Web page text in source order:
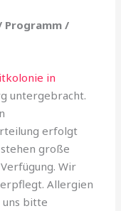
Programm /
in
untergebracht.
erfolgt
große
Wir
Allergien
bitte